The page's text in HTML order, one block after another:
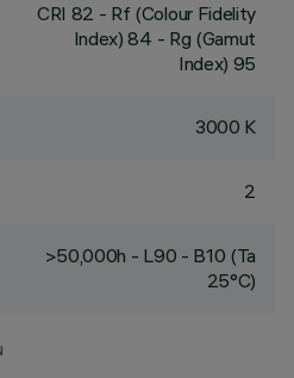
CRI 82 - Rf (Colour Fidelity
Index) 84 - Rg (Gamut
Index) 95
3000 K
2
>50,000h - L90 - B10 (Ta
25°C)